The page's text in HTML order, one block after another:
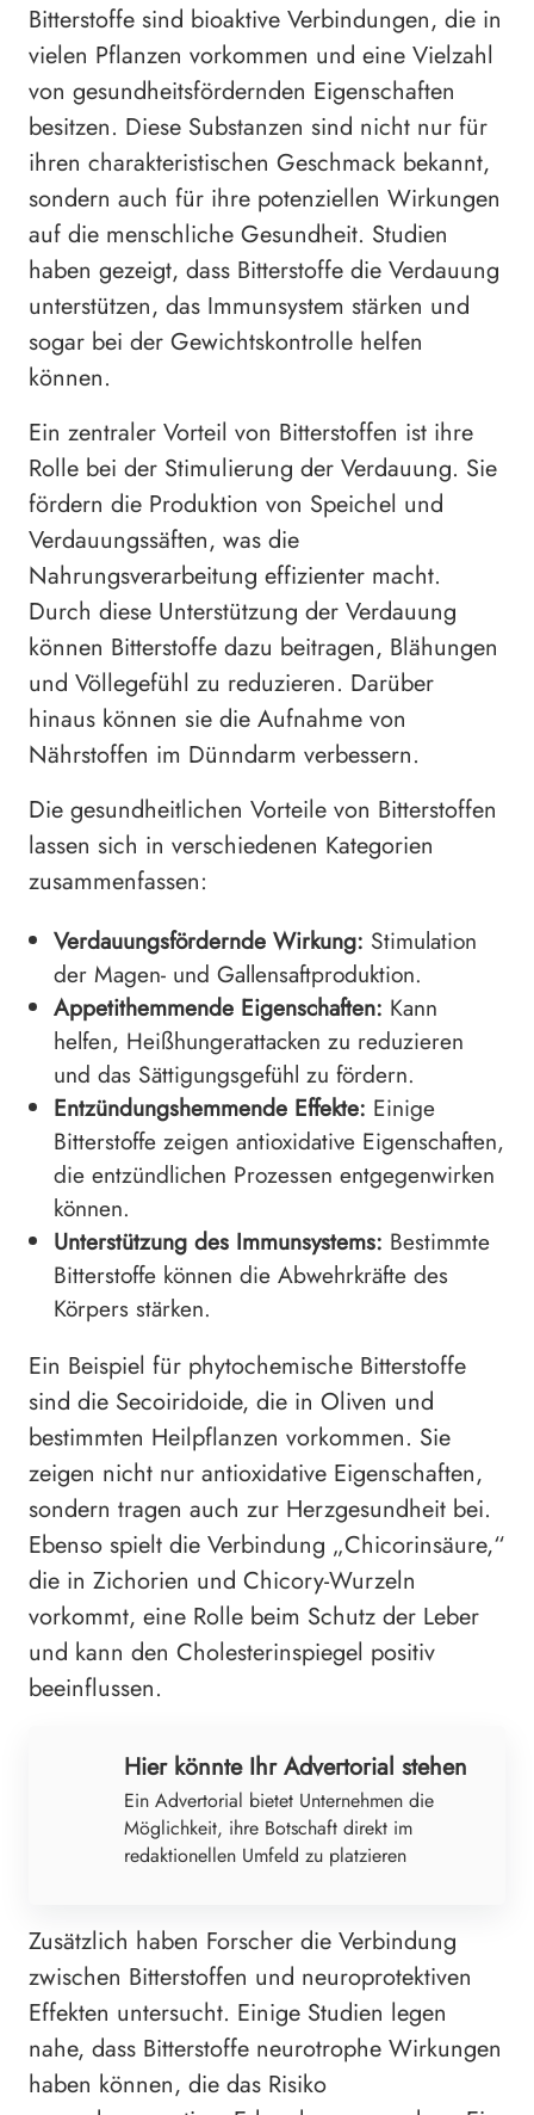
Bitterstoffe sind bioaktive Verbindungen, die in
vielen Pflanzen vorkommen und eine Vielzahl
von gesundheitsfördernden Eigenschaften
besitzen. Diese Substanzen sind nicht nur für
ihren charakteristischen Geschmack bekannt,
sondern auch für ihre potenziellen Wirkungen
auf die menschliche Gesundheit. Studien
haben gezeigt, dass Bitterstoffe die Verdauung
unterstützen, das Immunsystem stärken und
sogar bei der Gewichtskontrolle helfen
können.
Ein zentraler Vorteil von Bitterstoffen ist ihre
Rolle bei der Stimulierung der Verdauung. Sie
fördern die Produktion von Speichel und
Verdauungssäften, was die
Nahrungsverarbeitung effizienter macht.
Durch diese Unterstützung der Verdauung
können Bitterstoffe dazu beitragen, Blähungen
und Völlegefühl zu reduzieren. Darüber
hinaus können sie die Aufnahme von
Nährstoffen im Dünndarm verbessern.
Die gesundheitlichen Vorteile von Bitterstoffen
lassen sich in verschiedenen Kategorien
zusammenfassen:
Verdauungsfördernde Wirkung: Stimulation
der Magen- und Gallensaftproduktion.
Appetithemmende Eigenschaften: Kann
helfen, Heißhungerattacken zu reduzieren
und das Sättigungsgefühl zu fördern.
Entzündungshemmende Effekte: Einige
Bitterstoffe zeigen antioxidative Eigenschaften,
die entzündlichen Prozessen entgegenwirken
können.
Unterstützung des Immunsystems: Bestimmte
Bitterstoffe können die Abwehrkräfte des
Körpers stärken.
Ein Beispiel für phytochemische Bitterstoffe
sind die Secoiridoide, die in Oliven und
bestimmten Heilpflanzen vorkommen. Sie
zeigen nicht nur antioxidative Eigenschaften,
sondern tragen auch zur Herzgesundheit bei.
Ebenso spielt die Verbindung „Chicorinsäure,“
die in Zichorien und Chicory-Wurzeln
vorkommt, eine Rolle beim Schutz der Leber
und kann den Cholesterinspiegel positiv
beeinflussen.
Hier könnte Ihr Advertorial stehen
Ein Advertorial bietet Unternehmen die
Möglichkeit, ihre Botschaft direkt im
redaktionellen Umfeld zu platzieren
Zusätzlich haben Forscher die Verbindung
zwischen Bitterstoffen und neuroprotektiven
Effekten untersucht. Einige Studien legen
nahe, dass Bitterstoffe neurotrophe Wirkungen
haben können, die das Risiko